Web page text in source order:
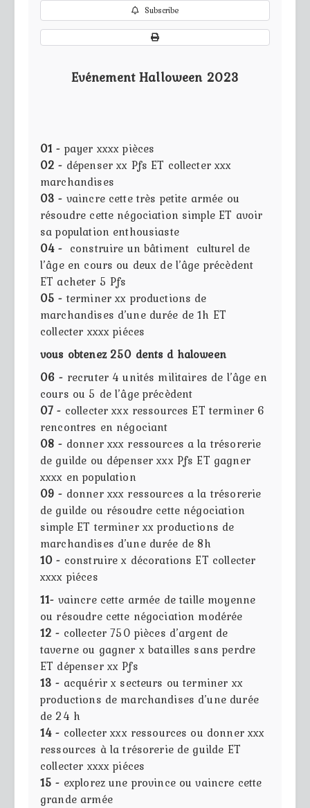
Subscribe
Evénement Halloween 2023
01 - payer xxxx pièces
02 - dépenser xx Pfs ET collecter xxx
marchandises
03 - vaincre cette très petite armée ou
résoudre cette négociation simple ET avoir
sa population enthousiaste
04 - construire un bâtiment culturel de
l’âge en cours ou deux de l’âge précèdent
ET acheter 5 Pfs
05 -terminer xx productions de
marchandises d’une durée de 1h ET
collecter xxxx piéces
vous obtenez 250 dents d haloween
06 - recruter 4 unités militaires de l’âge en
cours ou 5 de l’âge précèdent
07 - collecter xxx ressources ET terminer 6
rencontres en négociant
08 - donner xxx ressources a la trésorerie
de guilde ou dépenser xxx Pfs ET gagner
xxxx en population
09 - donner xxx ressources a la trésorerie
de guilde ou résoudre cette négociation
simple ET terminer xx productions de
marchandises d’une durée de 8h
10 - construire x décorations ET collecter
xxxx piéces
11- vaincre cette armée de taille moyenne
ou résoudre cette négociation modérée
12 - collecter 750 pièces d’argent de
taverne ou gagner x batailles sans perdre
ET dépenser xx Pfs
13 - acquérir x secteurs ou terminer xx
productions de marchandises d’une durée
de 24 h
14 - collecter xxx ressources ou donner xxx
ressources à la trésorerie de guilde ET
collecter xxxx piéces
15 - explorez une province ou vaincre cette
grande armée